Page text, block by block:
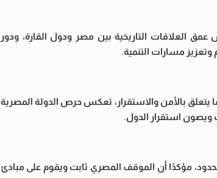
العلاقات التاريخية بين مصر ودول القارة، ودور
مسارات التنمية.
بالأمن والاستقرار، تعكس حرص الدولة المصرية
ويصون استقرار الدول.
للحدود، مؤكدًا أن الموقف المصري ثابت ويقوم على مبادئ